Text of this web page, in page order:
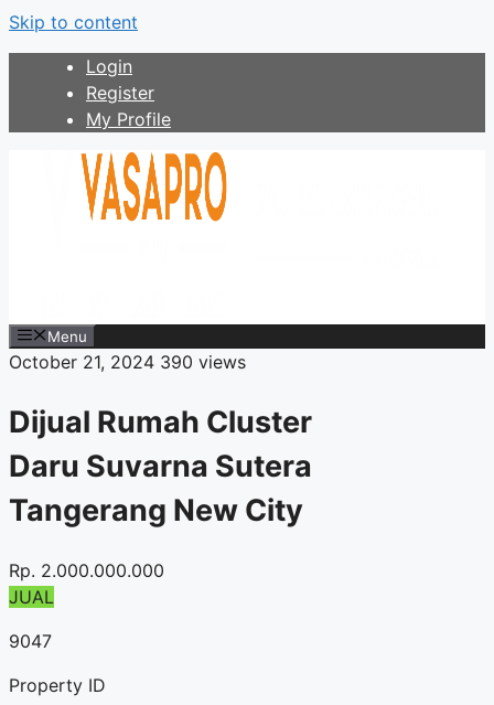
Skip to content
Login
Register
My Profile
Menu
October 21, 2024 390 views
Dijual Rumah Cluster
Daru Suvarna Sutera
Tangerang New City
Rp. 2.000.000.000
JUAL
9047
Property ID